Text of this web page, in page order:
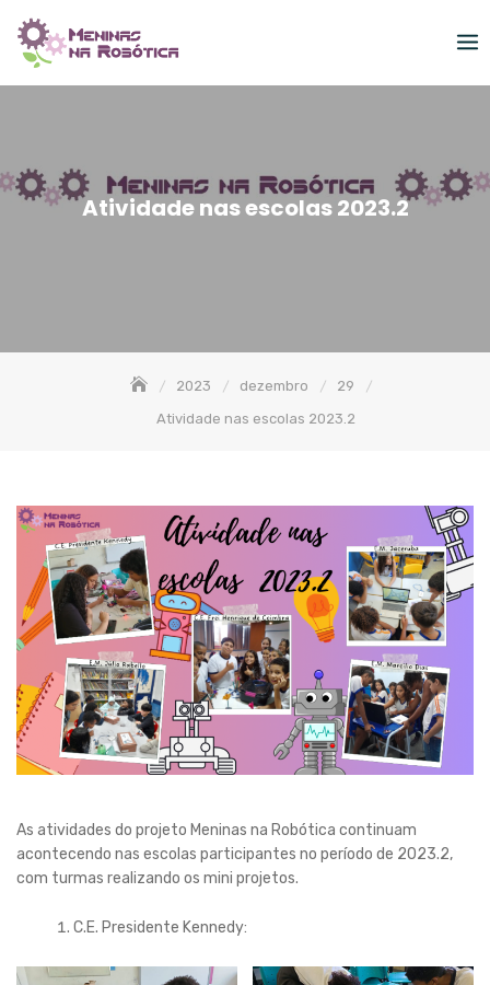
content
Atividade nas escolas 2023.2
2023 dezembro
29
Atividade nas escolas 2023.2
As atividades do projeto Meninas na Robótica continuam
acontecendo nas escolas participantes no período de 2023.2,
com turmas realizando os mini projetos.
C.E. Presidente Kennedy: